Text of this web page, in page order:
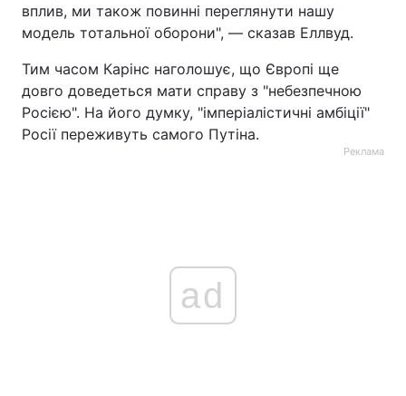
вплив, ми також повинні переглянути нашу
модель тотальної оборони", — сказав Еллвуд.
Тим часом Карінс наголошує, що Європі ще
довго доведеться мати справу з "небезпечною
Росією". На його думку, "імперіалістичні амбіції"
Росії переживуть самого Путіна.
Реклама
ad